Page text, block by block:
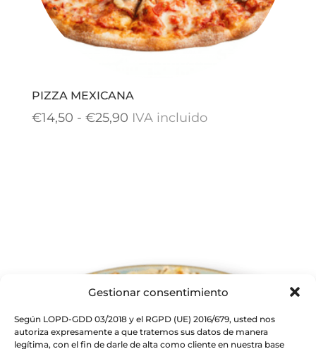
Gestionar consentimiento
Según LOPD-GDD 03/2018 y el RGPD (UE) 2016/679, usted nos
autoriza expresamente a que tratemos sus datos de manera
legítima, con el fin de darle de alta como cliente en nuestra base
PIZZA MEXICANA
€14,50 - €25,90Rango
IVA incluido